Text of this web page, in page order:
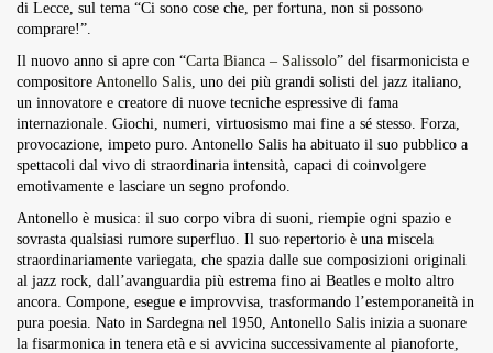
di Lecce, sul tema “Ci sono cose che, per fortuna, non si possono
comprare!”.
Il nuovo anno si apre con “Carta Bianca – Salissolo” del fisarmonicista e
compositore Antonello Salis, uno dei più grandi solisti del jazz italiano,
un innovatore e creatore di nuove tecniche espressive di fama
internazionale. Giochi, numeri, virtuosismo mai fine a sé stesso. Forza,
provocazione, impeto puro. Antonello Salis ha abituato il suo pubblico a
spettacoli dal vivo di straordinaria intensità, capaci di coinvolgere
emotivamente e lasciare un segno profondo.
Antonello è musica: il suo corpo vibra di suoni, riempie ogni spazio e
sovrasta qualsiasi rumore superfluo. Il suo repertorio è una miscela
straordinariamente variegata, che spazia dalle sue composizioni originali
al jazz rock, dall’avanguardia più estrema fino ai Beatles e molto altro
ancora. Compone, esegue e improvvisa, trasformando l’estemporaneità in
pura poesia. Nato in Sardegna nel 1950, Antonello Salis inizia a suonare
la fisarmonica in tenera età e si avvicina successivamente al pianoforte,